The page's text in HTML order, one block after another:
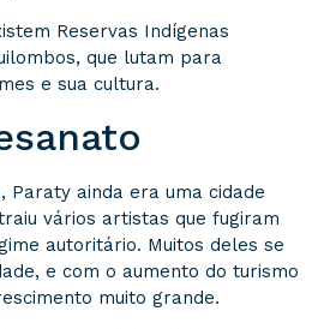
Reservas Indígenas
que lutam para
e sua cultura.
Paraty ainda era uma cidade
vários artistas que fugiram
autoritário. Muitos deles se
e com o aumento do turismo
muito grande.